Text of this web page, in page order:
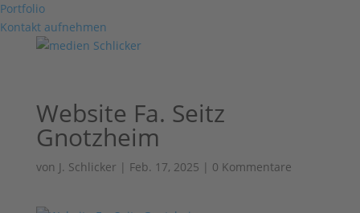
Portfolio
Kontakt aufnehmen
Website Fa. Seitz
Gnotzheim
von J. Schlicker | Feb. 17, 2025 | 0 Kommentare